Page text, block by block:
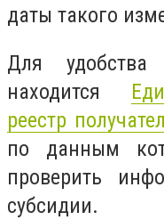
даты такого
Для
находится
реестр
по данным
проверить
субсидии.